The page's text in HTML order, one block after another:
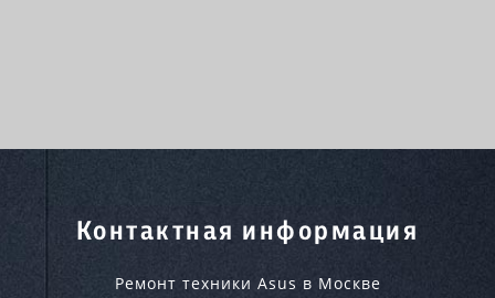
Контактная информация
Ремонт техники Asus в Москве